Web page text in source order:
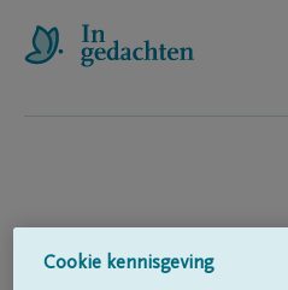
Cookie kennisgeving